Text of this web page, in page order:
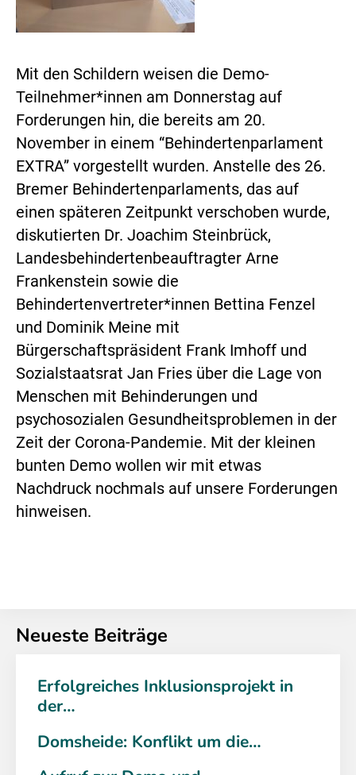
Mit den Schildern weisen die Demo-
Teilnehmer*innen am Donnerstag auf
Forderungen hin, die bereits am 20.
November in einem “Behindertenparlament
EXTRA” vorgestellt wurden. Anstelle des 26.
Bremer Behindertenparlaments, das auf
einen späteren Zeitpunkt verschoben wurde,
diskutierten Dr. Joachim Steinbrück,
Landesbehindertenbeauftragter Arne
Frankenstein sowie die
Behindertenvertreter*innen Bettina Fenzel
und Dominik Meine mit
Bürgerschaftspräsident Frank Imhoff und
Sozialstaatsrat Jan Fries über die Lage von
Menschen mit Behinderungen und
psychosozialen Gesundheitsproblemen in der
Zeit der Corona-Pandemie. Mit der kleinen
bunten Demo wollen wir mit etwas
Nachdruck nochmals auf unsere Forderungen
hinweisen.
Neueste Beiträge
Erfolgreiches Inklusionsprojekt in
der…
Domsheide: Konflikt um die…